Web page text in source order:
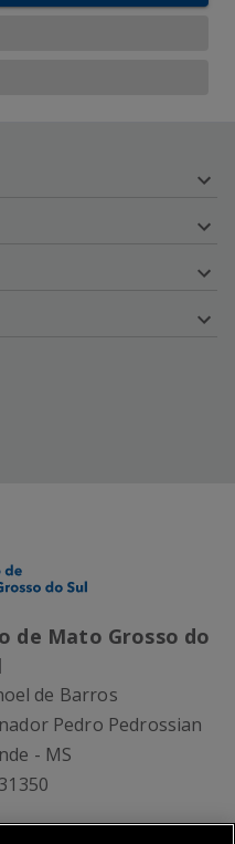
de Mato Grosso do
de Barros
Pedro Pedrossian
- MS